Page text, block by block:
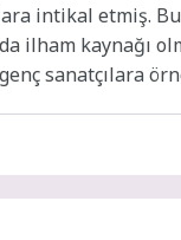
intikal etmiş. Bu
ilham kaynağı
sanatçılara